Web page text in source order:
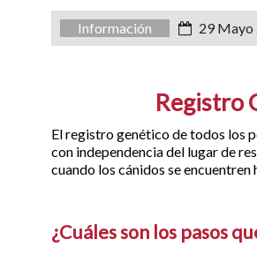
Información 29 Mayo
Registro
El registro genético de todos los
con independencia del lugar de
cuando los cánidos se
¿Cuáles son los pasos